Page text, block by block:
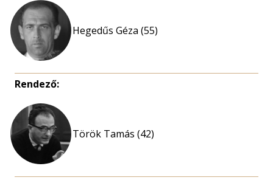
Hegedűs Géza (55)
Rendező:
Török Tamás (42)